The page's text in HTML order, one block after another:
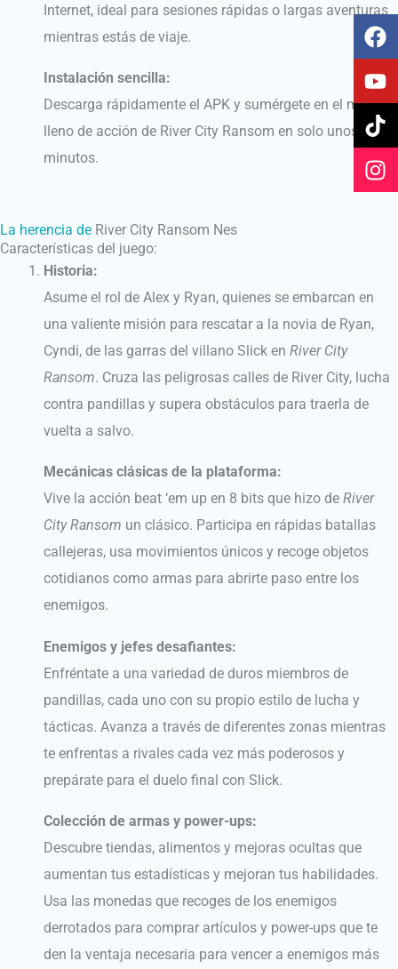
Internet, ideal para sesiones rápidas o largas aventuras
mientras estás de viaje.
Instalación sencilla:
Descarga rápidamente el APK y sumérgete en el mundo
lleno de acción de River City Ransom en solo unos
minutos.
La herencia de River City Ransom Nes
Características del juego:
Historia:
Asume el rol de Alex y Ryan, quienes se embarcan en
una valiente misión para rescatar a la novia de Ryan,
Cyndi, de las garras del villano Slick enRiver City
Ransom. Cruza las peligrosas calles de River City, lucha
contra pandillas y supera obstáculos para traerla de
vuelta a salvo.
Mecánicas clásicas de la plataforma:
Vive la acción beat ‘em up en 8 bits que hizo deRiver
City Ransom un clásico. Participa en rápidas batallas
callejeras, usa movimientos únicos y recoge objetos
cotidianos como armas para abrirte paso entre los
enemigos.
Enemigos y jefes desafiantes:
Enfréntate a una variedad de duros miembros de
pandillas, cada uno con su propio estilo de lucha y
tácticas. Avanza a través de diferentes zonas mientras
te enfrentas a rivales cada vez más poderosos y
prepárate para el duelo final con Slick.
Colección de armas y power-ups:
Descubre tiendas, alimentos y mejoras ocultas que
aumentan tus estadísticas y mejoran tus habilidades.
Usa las monedas que recoges de los enemigos
derrotados para comprar artículos y power-ups que te
den la ventaja necesaria para vencer a enemigos más
F
a
c
e
b
o
o
k
Y
o
u
t
u
b
e
T
i
k
t
o
k
I
n
s
t
a
g
r
a